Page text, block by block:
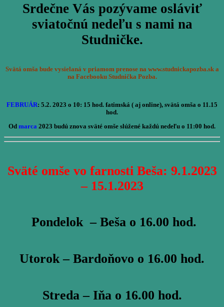
Srdečne Vás pozývame osláviť
sviatočnú nedeľu s nami na
Studničke.
Svätá omša bude vysielaná v priamom prenose na www.studnickapozba.sk a
na Facebooku Studnička Pozba.
FEBRUÁR: 5.2. 2023 o 10: 15 hod. fatimská ( aj online), svätá omša o 11.15
hod.
Od marca 2023 budú znova sväté omše slúžené každú nedeľu o 11:00 hod.
Sväté omše vo farnosti Beša: 9.1.2023
– 15.1.2023
Pondelok – Beša o 16.00 hod.
Utorok – Bardoňovo o 16.00 hod.
Streda – Iňa o 16.00 hod.